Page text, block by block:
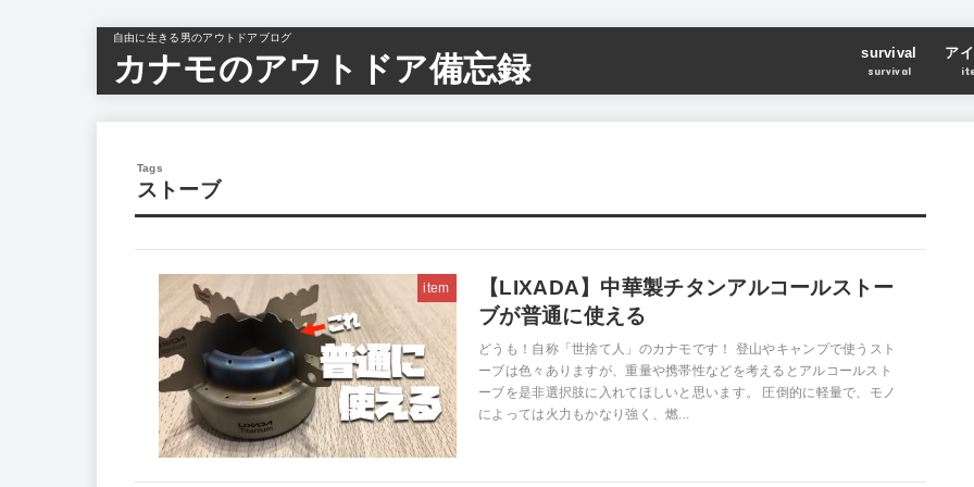
自由に生きる男のアウトドアブログ
カナモのアウトドア備忘録 survival
survival
ア
ストーブ
item
【LIXADA】中華製チタンアルコールストー
ブが普通に使える
どうも！自称「世捨て人」のカナモです！ 登山やキャンプで使うスト
ーブは色々ありますが、重量や携帯性などを考えるとアルコールスト
ーブを是非選択肢に入れてほしいと思います。 圧倒的に軽量で、モノ
によっては火力もかなり強く、燃...